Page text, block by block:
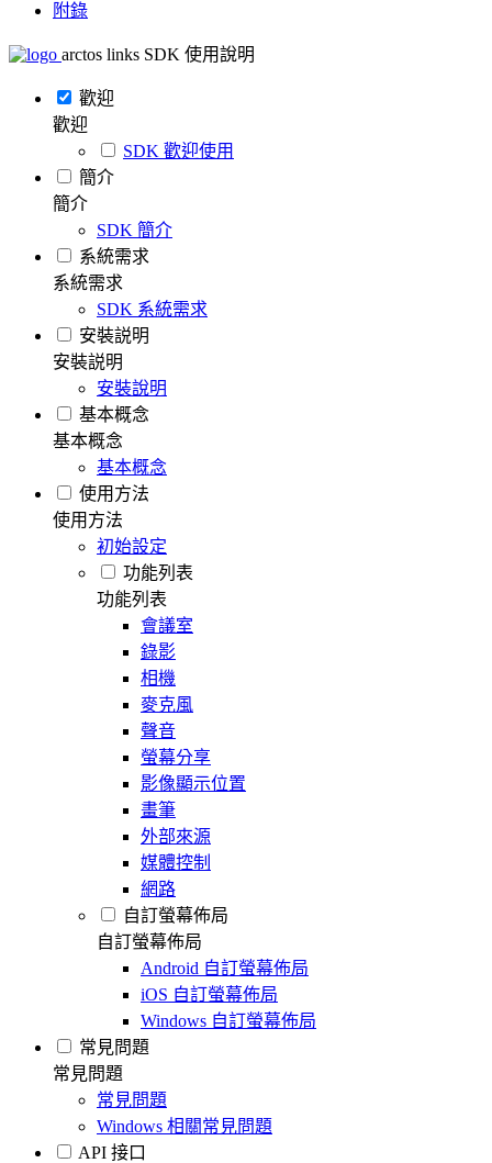
附錄
arctos links SDK 使用說明
歡迎
歡迎
SDK 歡迎使用
簡介
簡介
SDK 簡介
系統需求
系統需求
SDK 系統需求
安裝説明
安裝説明
安裝說明
基本概念
基本概念
基本概念
使用方法
使用方法
初始設定
功能列表
功能列表
會議室
錄影
相機
麥克風
聲音
螢幕分享
影像顯示位置
畫筆
外部來源
媒體控制
網路
自訂螢幕佈局
自訂螢幕佈局
Android 自訂螢幕佈局
iOS 自訂螢幕佈局
Windows 自訂螢幕佈局
常見問題
常見問題
常見問題
Windows 相關常見問題
API 接口